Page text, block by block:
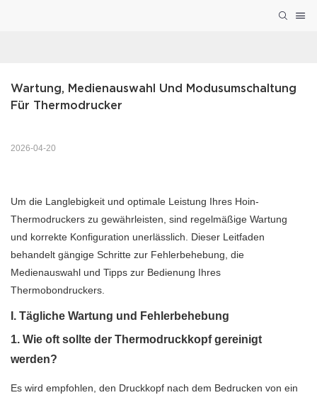
Wartung, Medienauswahl Und Modusumschaltung
Für Thermodrucker
2026-04-20
Um die Langlebigkeit und optimale Leistung Ihres Hoin-
Thermodruckers zu gewährleisten, sind regelmäßige Wartung
und korrekte Konfiguration unerlässlich. Dieser Leitfaden
behandelt gängige Schritte zur Fehlerbehebung, die
Medienauswahl und Tipps zur Bedienung Ihres
Thermobondruckers.
I. Tägliche Wartung und Fehlerbehebung
1. Wie oft sollte der Thermodruckkopf gereinigt
werden?
Es wird empfohlen, den Druckkopf nach dem Bedrucken von ein